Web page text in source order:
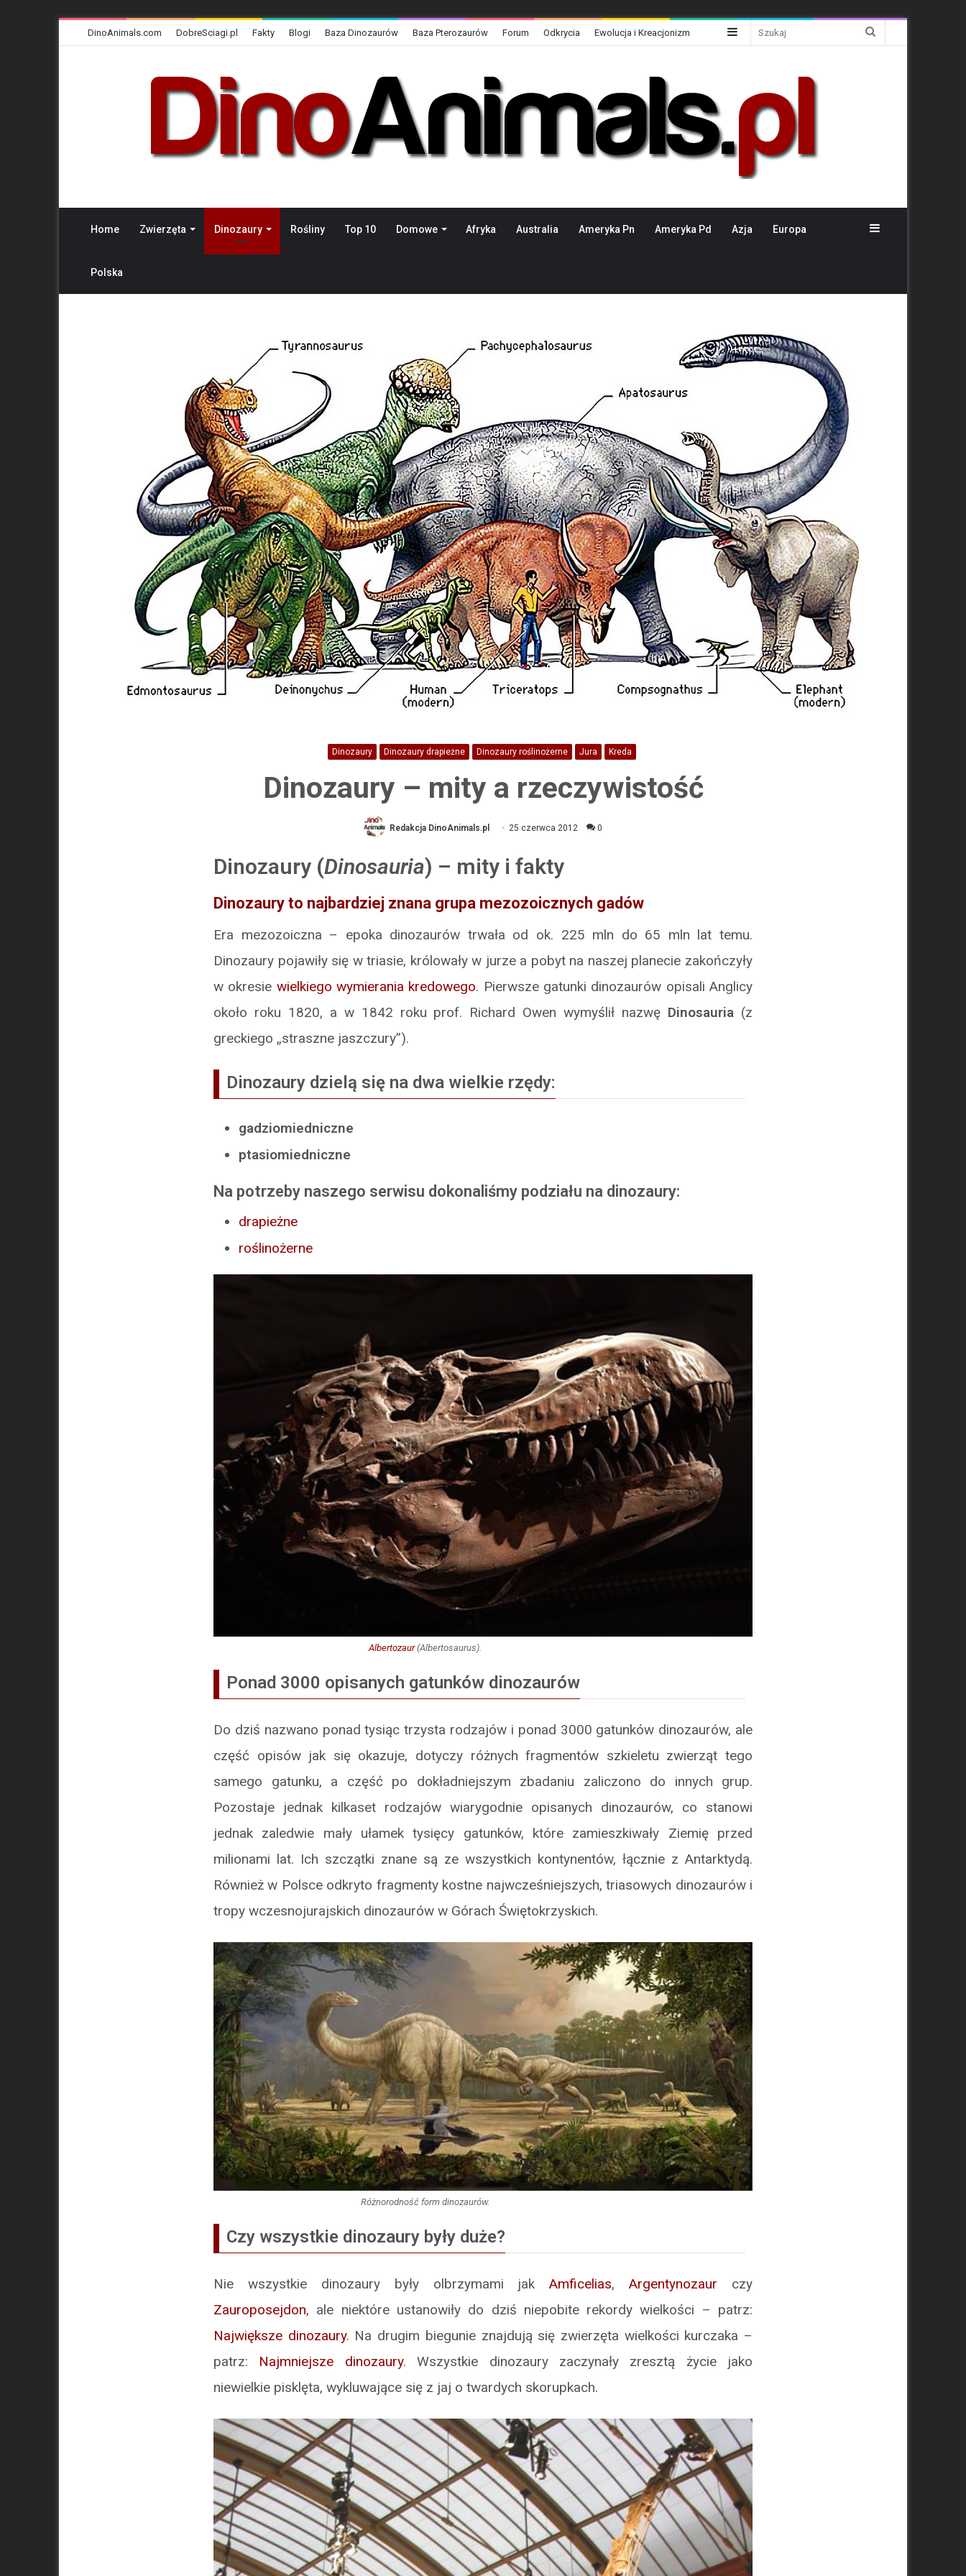
DinoAnimals.com DobreSciagi.pl Fakty Blogi Baza Dinozaurów Baza Pterozaurów Forum Odkrycia Ewolucja i Kreacjonizm Sidebar
Home Zwierzęta Dinozaury Rośliny Top 10 Domowe Afryka Australia Ameryka Pn Ameryka Pd Azja Europa
Polska
Sidebar
Dinozaury Dinozaury drapieżne Dinozaury roślinożerne Jura Kreda
Dinozaury – mity a rzeczywistość
Redakcja DinoAnimals.pl 25 czerwca 2012 0
Dinozaury (Dinosauria) – mity i fakty
Dinozaury to najbardziej znana grupa mezozoicznych gadów
Era mezozoiczna – epoka dinozaurów trwała od ok. 225 mln do 65 mln lat temu.
Dinozaury pojawiły się w triasie, królowały w jurze a pobyt na naszej planecie zakończyły
w okresie wielkiego wymierania kredowego. Pierwsze gatunki dinozaurów opisali Anglicy
około roku 1820, a w 1842 roku prof. Richard Owen wymyślił nazwę Dinosauria (z
greckiego „straszne jaszczury”).
Dinozaury dzielą się na dwa wielkie rzędy:
gadziomiedniczne
ptasiomiedniczne
Na potrzeby naszego serwisu dokonaliśmy podziału na dinozaury:
drapieżne
roślinożerne
Albertozaur(Albertosaurus).
Ponad 3000 opisanych gatunków dinozaurów
Do dziś nazwano ponad tysiąc trzysta rodzajów i ponad 3000 gatunków dinozaurów, ale
część opisów jak się okazuje, dotyczy różnych fragmentów szkieletu zwierząt tego
samego gatunku, a część po dokładniejszym zbadaniu zaliczono do innych grup.
Pozostaje jednak kilkaset rodzajów wiarygodnie opisanych dinozaurów, co stanowi
jednak zaledwie mały ułamek tysięcy gatunków, które zamieszkiwały Ziemię przed
milionami lat. Ich szczątki znane są ze wszystkich kontynentów, łącznie z Antarktydą.
Również w Polsce odkryto fragmenty kostne najwcześniejszych, triasowych dinozaurów i
tropy wczesnojurajskich dinozaurów w Górach Świętokrzyskich.
Różnorodność form dinozaurów.
Czy wszystkie dinozaury były duże?
Nie wszystkie dinozaury były olbrzymami jakAmficelias,Argentynozaur czy
Zauroposejdon, ale niektóre ustanowiły do dziś niepobite rekordy wielkości – patrz:
Największe dinozaury. Na drugim biegunie znajdują się zwierzęta wielkości kurczaka –
patrz: Najmniejsze dinozaury. Wszystkie dinozaury zaczynały zresztą życie jako
niewielkie pisklęta, wykluwające się z jaj o twardych skorupkach.